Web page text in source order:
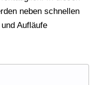
neben schnellen
Aufläufe